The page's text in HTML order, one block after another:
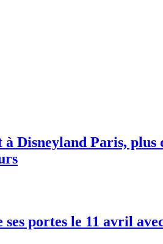
Disneyland Paris,
portes le 11 avril